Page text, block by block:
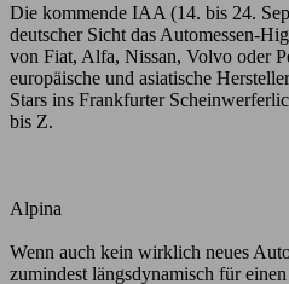
Die kommende IAA (14. bis 24.
deutscher Sicht das Automessen-
von Fiat, Alfa, Nissan, Volvo oder
europäische und asiatische
Stars ins Frankfurter
bis Z.
Alpina
Wenn auch kein wirklich neues
zumindest längsdynamisch für